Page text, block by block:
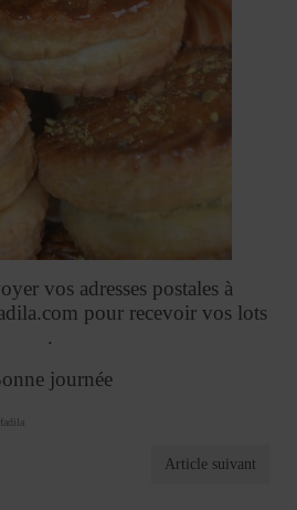
vos adresses postales à
pour recevoir vos lots
.
journée
Article suivant